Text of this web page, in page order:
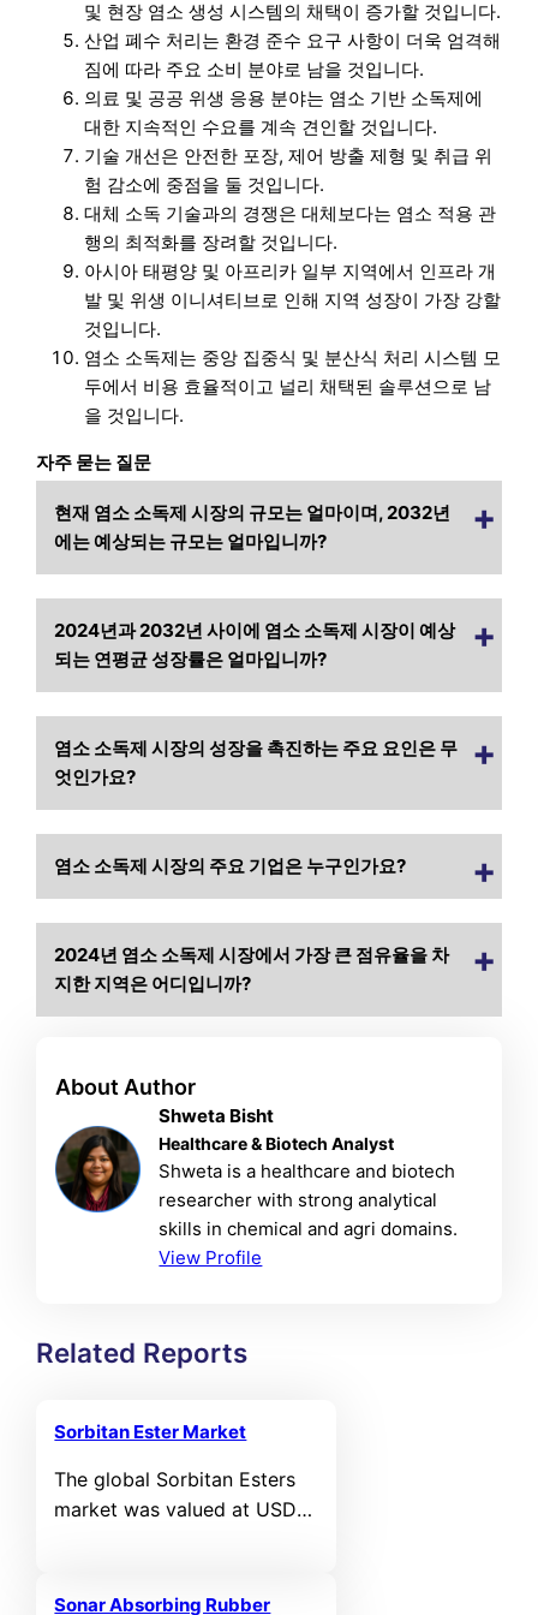
및 현장 염소 생성 시스템의 채택이 증가할 것입니다.
산업 폐수 처리는 환경 준수 요구 사항이 더욱 엄격해
짐에 따라 주요 소비 분야로 남을 것입니다.
의료 및 공공 위생 응용 분야는 염소 기반 소독제에
대한 지속적인 수요를 계속 견인할 것입니다.
기술 개선은 안전한 포장, 제어 방출 제형 및 취급 위
험 감소에 중점을 둘 것입니다.
대체 소독 기술과의 경쟁은 대체보다는 염소 적용 관
행의 최적화를 장려할 것입니다.
아시아 태평양 및 아프리카 일부 지역에서 인프라 개
발 및 위생 이니셔티브로 인해 지역 성장이 가장 강할
것입니다.
염소 소독제는 중앙 집중식 및 분산식 처리 시스템 모
두에서 비용 효율적이고 널리 채택된 솔루션으로 남
을 것입니다.
자주 묻는 질문
현재 염소 소독제 시장의 규모는 얼마이며, 2032년
에는 예상되는 규모는 얼마입니까?
2024년과 2032년 사이에 염소 소독제 시장이 예상
되는 연평균 성장률은 얼마입니까?
염소 소독제 시장의 성장을 촉진하는 주요 요인은 무
엇인가요?
염소 소독제 시장의 주요 기업은 누구인가요?
2024년 염소 소독제 시장에서 가장 큰 점유율을 차
지한 지역은 어디입니까?
About Author
Shweta Bisht
Healthcare & Biotech Analyst
Shweta is a healthcare and biotech
researcher with strong analytical
skills in chemical and agri domains.
View Profile
Related Reports
Sorbitan Ester Market
The global Sorbitan Esters
market was valued at USD
1,571.5 million by 2032,
Sonar Absorbing Rubber